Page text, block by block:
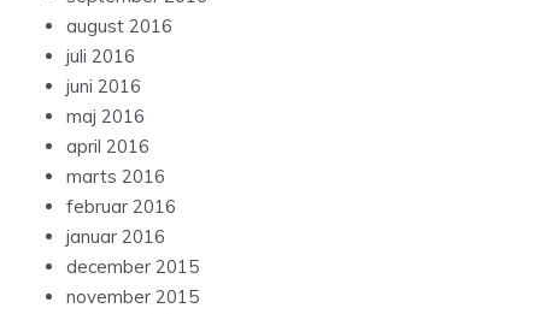
august 2016
juli 2016
juni 2016
maj 2016
april 2016
marts 2016
februar 2016
januar 2016
december 2015
november 2015